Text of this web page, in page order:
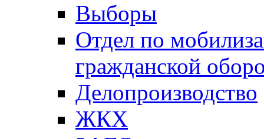
Выборы
Отдел по
гражданской
Делопроизводство
ЖКХ